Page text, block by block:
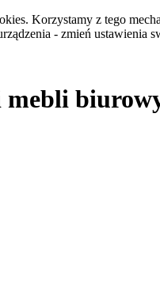
Korzystamy z tego
- zmień ustawienia
mebli